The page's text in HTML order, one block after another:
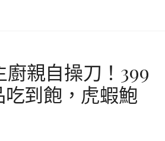
親自操刀！399
到飽，虎蝦鮑